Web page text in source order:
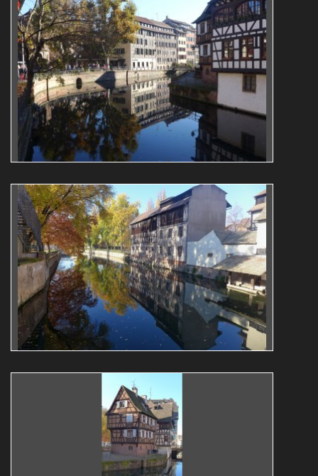
L1070713
Roger Majerus
Reflets
architecture
L1070706
Roger Majerus
Reflets
architecture